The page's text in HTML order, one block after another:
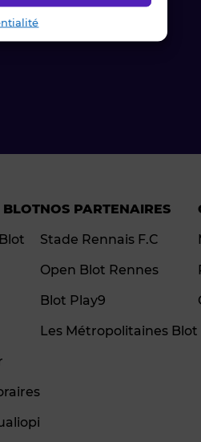
BLOTNOS PARTENAIRES
Stade Rennais F.C
Open Blot Rennes
Blot Play9
Les Métropolitaines Blot